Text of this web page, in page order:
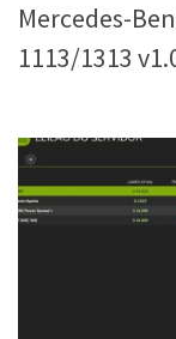
Mercedes-
1113/1313